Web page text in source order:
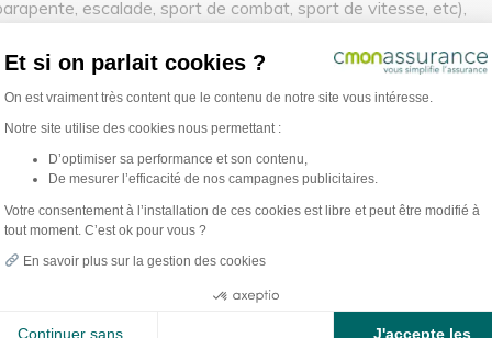
escalade, sport de combat, sport de vitesse, etc),
routier, pompier, etc),
spécifiques
de souscription du
L132-7 du Code des
Les recours
garantie
vous pourrez abattre
Et si on parlait cookies ?
Plateforme de Gestion du Consentement :
On est vraiment très content que le contenu de notre site vous intéresse.
Notre site utilise des cookies nous permettant :
D’optimiser sa performance et son contenu,
De mesurer l’efficacité de nos campagnes publicitaires.
Votre consentement à l’installation de ces cookies est libre et peut être modifié à
tout moment. C’est ok pour vous ?
En savoir plus sur la gestion des cookies
Continuer sans
J'accepte les